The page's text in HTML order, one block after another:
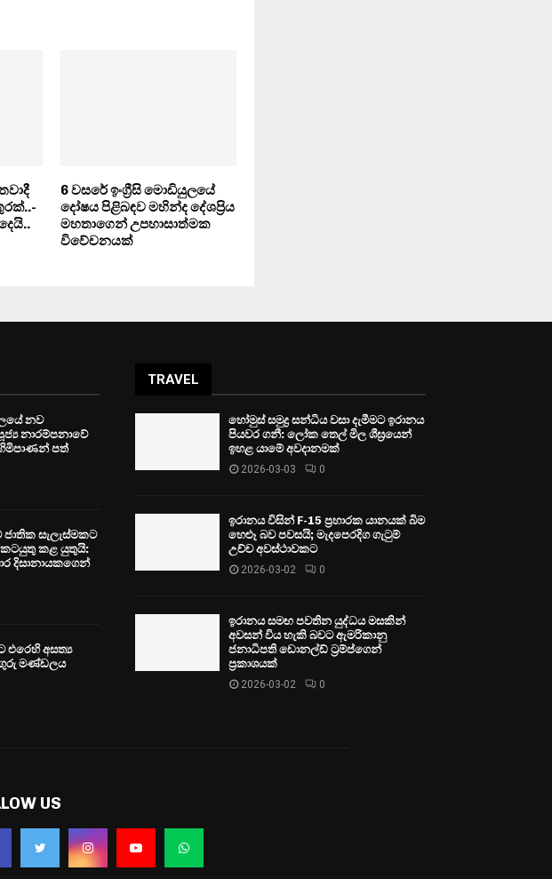
6 වසරේ ඉංග්‍රීසි මොඩියුලයේ
දෝෂය පිළිබඳව මහින්ද දේශප්‍රිය
මහතාගෙන් උපහාසාත්මක
විවේචනයක්
නව
නාරම්පනාවේ
පත්
ජාතික සැලැස්මකට
කළ යුතුයි:
දිසානායකගෙන්
එරෙහි අසත්‍ය
මණ්ඩලය
TRAVEL
හෝමුස් සමුද්‍ර සන්ධිය වසා දැමීමට ඉරානය
පියවර ගනී: ලෝක තෙල් මිල ශීඝ්‍රයෙන්
ඉහළ යාමේ අවදානමක්
2026-03-03 0
ඉරානය විසින් F-15 ප්‍රහාරක යානයක් බිම
හෙළූ බව පවසයි; මැදපෙරදිග ගැටුම්
උච්ච අවස්ථාවකට
2026-03-02 0
ඉරානය සමඟ පවතින යුද්ධය මසකින්
අවසන් විය හැකි බවට ඇමරිකානු
ජනාධිපති ඩොනල්ඩ් ට්‍රම්ප්ගෙන්
ප්‍රකාශයක්
2026-03-02 0
US